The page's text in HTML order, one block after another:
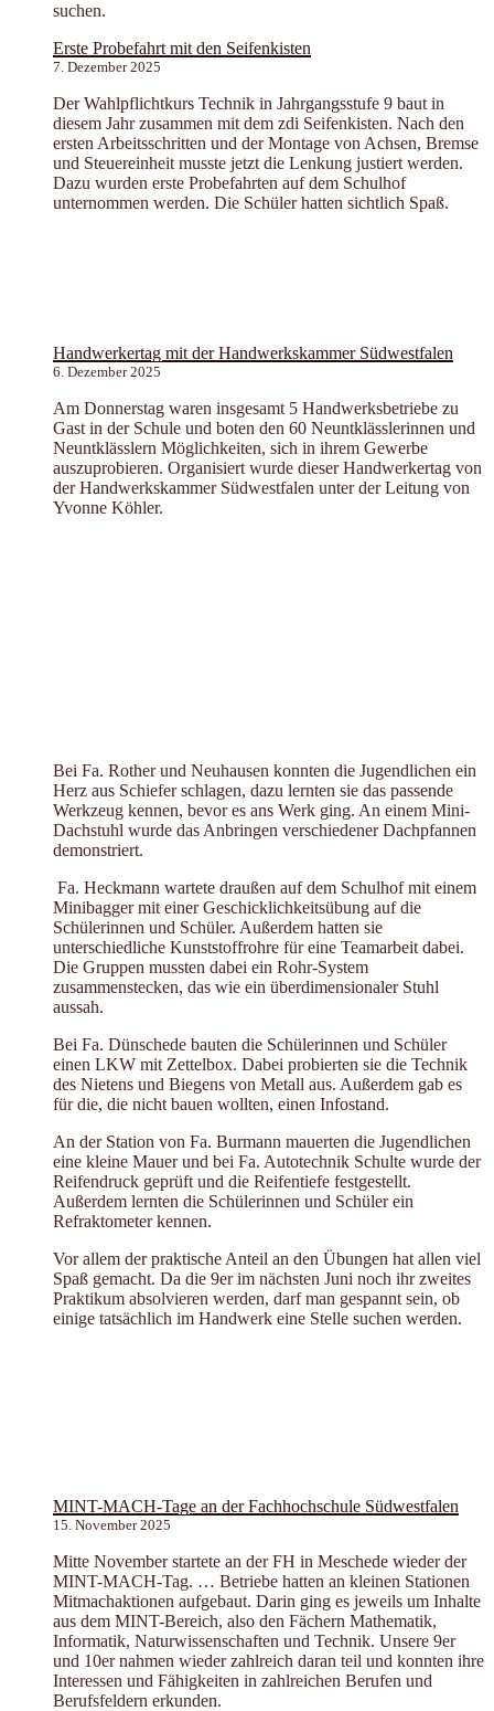
suchen.
Erste Probefahrt mit den Seifenkisten
7. Dezember 2025
Der Wahlpflichtkurs Technik in Jahrgangsstufe 9 baut in
diesem Jahr zusammen mit dem zdi Seifenkisten. Nach den
ersten Arbeitsschritten und der Montage von Achsen, Bremse
und Steuereinheit musste jetzt die Lenkung justiert werden.
Dazu wurden erste Probefahrten auf dem Schulhof
unternommen werden. Die Schüler hatten sichtlich Spaß.
Handwerkertag mit der Handwerkskammer Südwestfalen
6. Dezember 2025
Am Donnerstag waren insgesamt 5 Handwerksbetriebe zu
Gast in der Schule und boten den 60 Neuntklässlerinnen und
Neuntklässlern Möglichkeiten, sich in ihrem Gewerbe
auszuprobieren. Organisiert wurde dieser Handwerkertag von
der Handwerkskammer Südwestfalen unter der Leitung von
Yvonne Köhler.
Bei Fa. Rother und Neuhausen konnten die Jugendlichen ein
Herz aus Schiefer schlagen, dazu lernten sie das passende
Werkzeug kennen, bevor es ans Werk ging. An einem Mini-
Dachstuhl wurde das Anbringen verschiedener Dachpfannen
demonstriert.
Fa. Heckmann wartete draußen auf dem Schulhof mit einem
Minibagger mit einer Geschicklichkeitsübung auf die
Schülerinnen und Schüler. Außerdem hatten sie
unterschiedliche Kunststoffrohre für eine Teamarbeit dabei.
Die Gruppen mussten dabei ein Rohr-System
zusammenstecken, das wie ein überdimensionaler Stuhl
aussah.
Bei Fa. Dünschede bauten die Schülerinnen und Schüler
einen LKW mit Zettelbox. Dabei probierten sie die Technik
des Nietens und Biegens von Metall aus. Außerdem gab es
für die, die nicht bauen wollten, einen Infostand.
An der Station von Fa. Burmann mauerten die Jugendlichen
eine kleine Mauer und bei Fa. Autotechnik Schulte wurde der
Reifendruck geprüft und die Reifentiefe festgestellt.
Außerdem lernten die Schülerinnen und Schüler ein
Refraktometer kennen.
Vor allem der praktische Anteil an den Übungen hat allen viel
Spaß gemacht. Da die 9er im nächsten Juni noch ihr zweites
Praktikum absolvieren werden, darf man gespannt sein, ob
einige tatsächlich im Handwerk eine Stelle suchen werden.
MINT-MACH-Tage an der Fachhochschule Südwestfalen
15. November 2025
Mitte November startete an der FH in Meschede wieder der
MINT-MACH-Tag. … Betriebe hatten an kleinen Stationen
Mitmachaktionen aufgebaut. Darin ging es jeweils um Inhalte
aus dem MINT-Bereich, also den Fächern Mathematik,
Informatik, Naturwissenschaften und Technik. Unsere 9er
und 10er nahmen wieder zahlreich daran teil und konnten ihre
Interessen und Fähigkeiten in zahlreichen Berufen und
Berufsfeldern erkunden.